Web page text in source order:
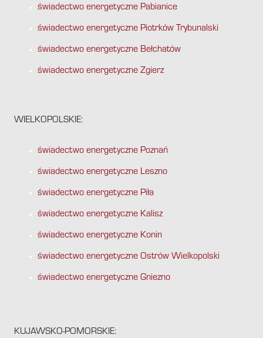
świadectwo energetyczne Pabianice
świadectwo energetyczne Piotrków Trybunalski
świadectwo energetyczne Bełchatów
świadectwo energetyczne Zgierz
WIELKOPOLSKIE:
świadectwo energetyczne Poznań
świadectwo energetyczne Leszno
świadectwo energetyczne Piła
świadectwo energetyczne Kalisz
świadectwo energetyczne Konin
świadectwo energetyczne Ostrów Wielkopolski
świadectwo energetyczne Gniezno
KUJAWSKO-POMORSKIE: